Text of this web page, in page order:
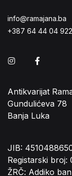
info@ramajana.ba
+387 64 44 04 922
Instagram
Antikvarijat
Gundulićeva 78
Banja Luka
JIB:
Registarski broj:
ŽRČ: Addiko